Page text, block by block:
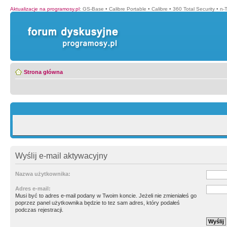
Aktualizacje na programosy.pl: GS-Base • Calibre Portable • Calibre • 360 Total Security • n-
Strona główna
Wyślij e-mail aktywacyjny
Nazwa użytkownika:
Adres e-mail:
Musi być to adres e-mail podany w Twoim koncie. Jeżeli nie zmieniałeś go
poprzez panel użytkownika będzie to tez sam adres, który podałeś
podczas rejestracji.